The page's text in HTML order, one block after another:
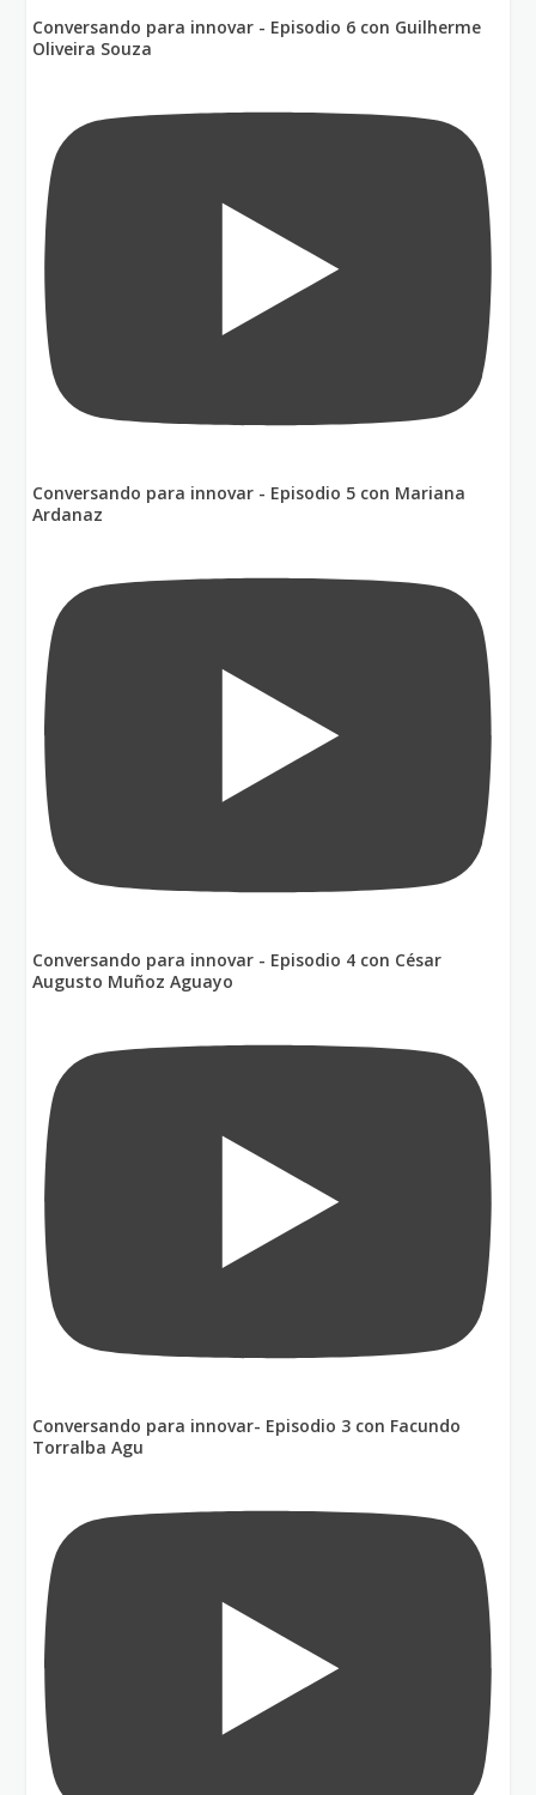
Conversando para innovar - Episodio 6 con Guilherme
Oliveira Souza
Conversando para innovar - Episodio 5 con Mariana
Ardanaz
Conversando para innovar - Episodio 4 con César
Augusto Muñoz Aguayo
Conversando para innovar- Episodio 3 con Facundo
Torralba Agu